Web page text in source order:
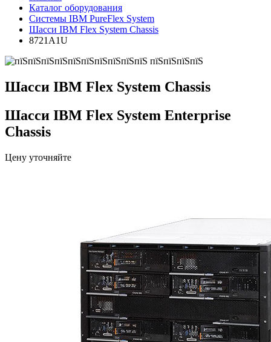
Каталог оборудования
Системы IBM PureFlex System
Шасси IBM Flex System Chassis
8721A1U
Шасси IBM Flex System Chassis
Шасси IBM Flex System Enterprise
Chassis
Цену уточняйте